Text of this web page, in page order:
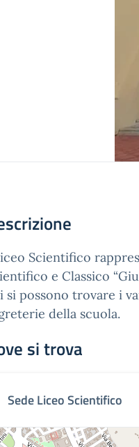
Scientifico
e Classico
si possono trovare i
della scuola.
si trova
Sede Liceo Scientifico